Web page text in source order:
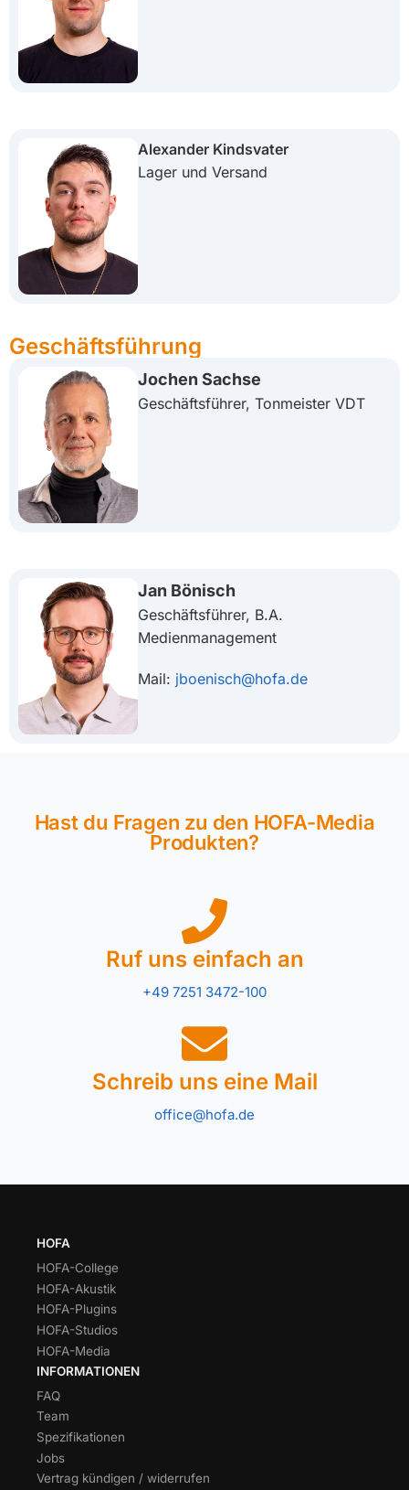
Alexander Kindsvater
Lager und Versand
Geschäftsführung
Jochen Sachse
Geschäftsführer, Tonmeister VDT
Jan Bönisch
Geschäftsführer, B.A.
Medienmanagement
Mail: jboenisch@hofa.de
Hast du Fragen zu den HOFA-Media
Produkten?
Ruf uns einfach an
+49 7251 3472-100
Schreib uns eine Mail
office@hofa.de
HOFA
HOFA-College
HOFA-Akustik
HOFA-Plugins
HOFA-Studios
HOFA-Media
INFORMATIONEN
FAQ
Team
Spezifikationen
Jobs
Vertrag kündigen / widerrufen